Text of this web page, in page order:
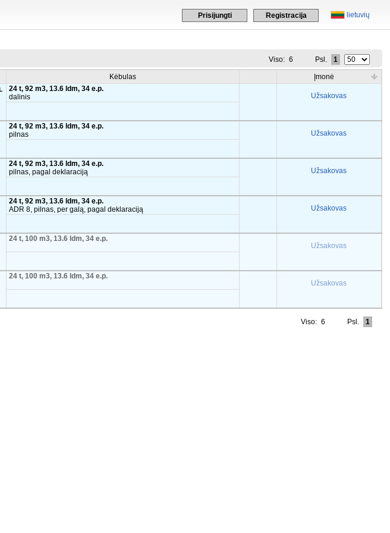
lietuvių
Prisijungti Registracija
Viso: 6 Psl. 1
Kėbulas
Įmonė
24 t, 92 m3, 13.6 ldm, 34 e.p.
dalinis
Užsakovas
24 t, 92 m3, 13.6 ldm, 34 e.p.
pilnas
Užsakovas
24 t, 92 m3, 13.6 ldm, 34 e.p.
pilnas, pagal deklaraciją
Užsakovas
24 t, 92 m3, 13.6 ldm, 34 e.p.
ADR 8, pilnas, per galą, pagal deklaraciją
Užsakovas
24 t, 100 m3, 13.6 ldm, 34 e.p.
Užsakovas
24 t, 100 m3, 13.6 ldm, 34 e.p.
Užsakovas
Viso: 6 Psl. 1